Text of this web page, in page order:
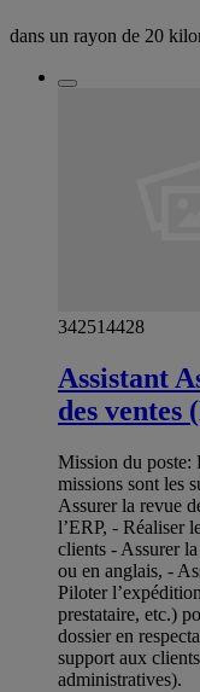
dans un rayon de 20
342514428
Assistant
des ventes
Mission du poste:
missions sont les
Assurer la revue
l’ERP, - Réaliser
clients - Assurer
ou en anglais, -
Piloter
prestataire, etc.)
dossier en
support aux
administratives).